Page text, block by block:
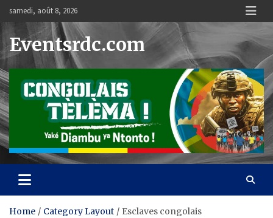
content
samedi, août 8, 2026
Eventsrdc.com
Home Category Layout Esclaves congolais